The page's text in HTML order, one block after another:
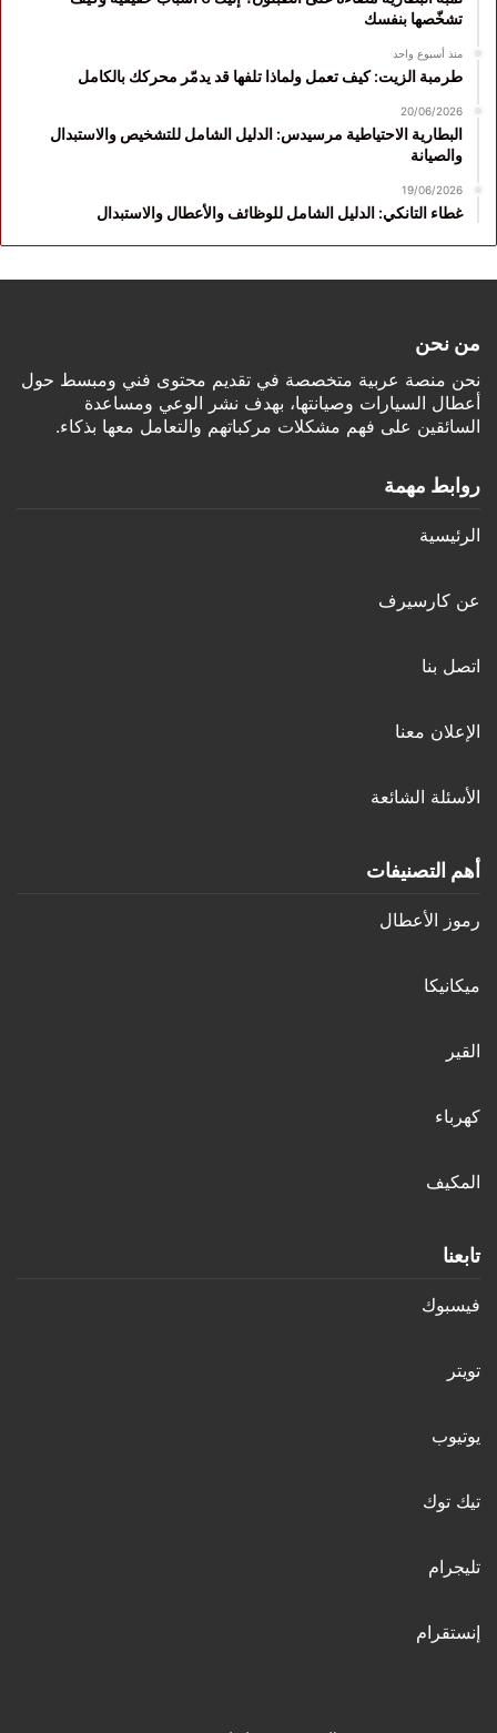
تشخّصها بنفسك
منذ أسبوع واحد
طرمبة الزيت: كيف تعمل ولماذا تلفها قد يدمّر محركك بالكامل
20/06/2026
البطارية الاحتياطية مرسيدس: الدليل الشامل للتشخيص والاستبدال
والصيانة
19/06/2026
غطاء التانكي: الدليل الشامل للوظائف والأعطال والاستبدال
من نحن
نحن منصة عربية متخصصة في تقديم محتوى فني ومبسط حول
أعطال السيارات وصيانتها، بهدف نشر الوعي ومساعدة
السائقين على فهم مشكلات مركباتهم والتعامل معها بذكاء.
روابط مهمة
الرئيسية
عن كارسيرف
اتصل بنا
الإعلان معنا
الأسئلة الشائعة
أهم التصنيفات
رموز الأعطال
ميكانيكا
القير
كهرباء
المكيف
تابعنا
فيسبوك
تويتر
يوتيوب
تيك توك
تليجرام
إنستقرام